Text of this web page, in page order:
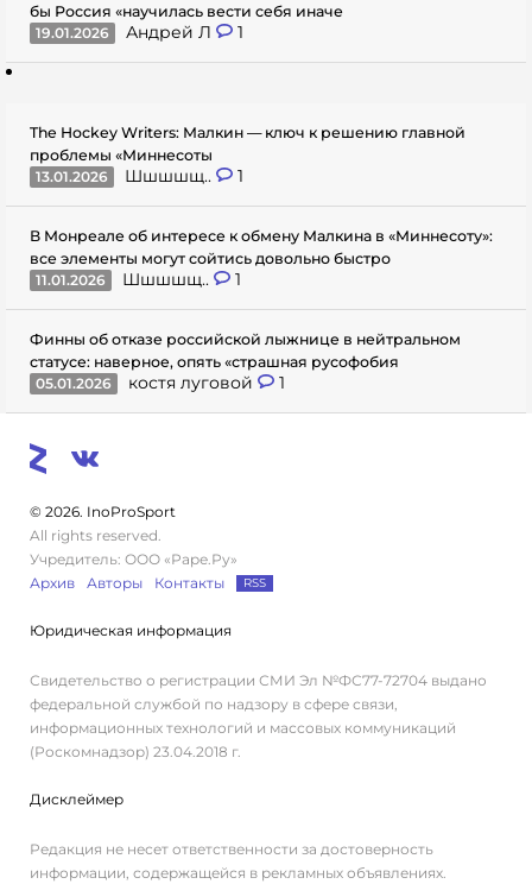
бы Россия «научилась вести себя иначе
19.01.2026
Андрей Л 1
The Hockey Writers: Малкин — ключ к решению главной
проблемы «Миннесоты
13.01.2026
Шшшшщ.. 1
В Монреале об интересе к обмену Малкина в «Миннесоту»:
все элементы могут сойтись довольно быстро
11.01.2026
Шшшшщ.. 1
Финны об отказе российской лыжнице в нейтральном
статусе: наверное, опять «страшная русофобия
05.01.2026
костя луговой 1
© 2026. InoProSport
All rights reserved.
Учредитель: ООО «Раре.Ру»
Архив
Авторы Контакты RSS
Юридическая информация
Свидетельство о регистрации СМИ Эл №ФС77-72704 выдано
федеральной службой по надзору в сфере связи,
информационных технологий и массовых коммуникаций
(Роскомнадзор) 23.04.2018 г.
Дисклеймер
Редакция не несет ответственности за достоверность
информации, содержащейся в рекламных объявлениях.